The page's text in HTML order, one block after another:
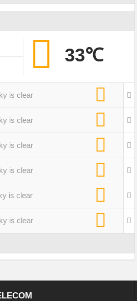
33℃
is clear
is clear
is clear
is clear
is clear
is clear